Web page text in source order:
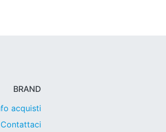
BRAND
acquisti
Contattaci